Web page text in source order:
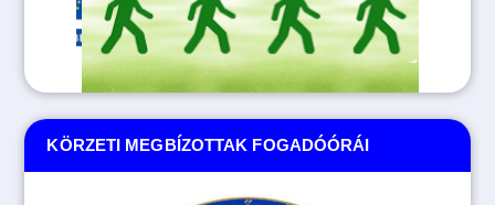
KÖRZETI MEGBÍZOTTAK FOGADÓÓRÁI